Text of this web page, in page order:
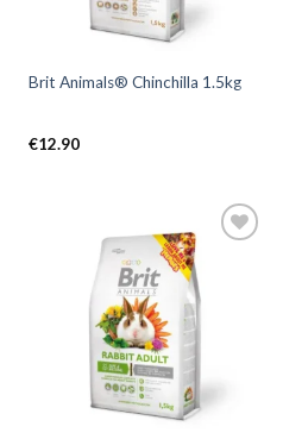
Brit Animals® Chinchilla 1.5kg
€12.90